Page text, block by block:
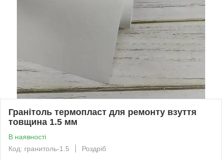
Гранітоль термопласт для ремонту взуття
товщина 1.5 мм
В наявності
Код: гранитоль-1.5
Роздріб